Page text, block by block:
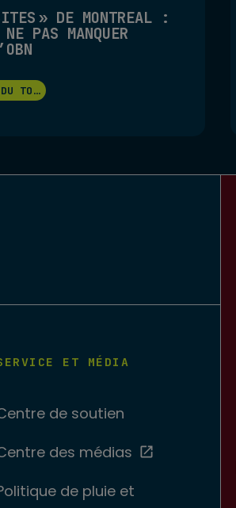
» DE MONTRÉAL :
PAS MANQUER
TO ...
ET MÉDIA
de soutien
des médias
de pluie et